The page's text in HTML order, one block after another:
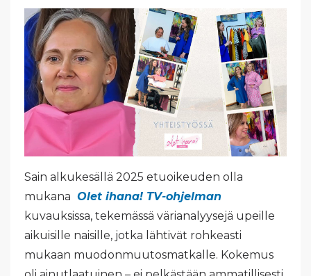
Sain alkukesällä 2025 etuoikeuden olla
mukana Olet ihana! TV-ohjelman
kuvauksissa, tekemässä värianalyysejä upeille
aikuisille naisille, jotka lähtivät rohkeasti
mukaan muodonmuutosmatkalle. Kokemus